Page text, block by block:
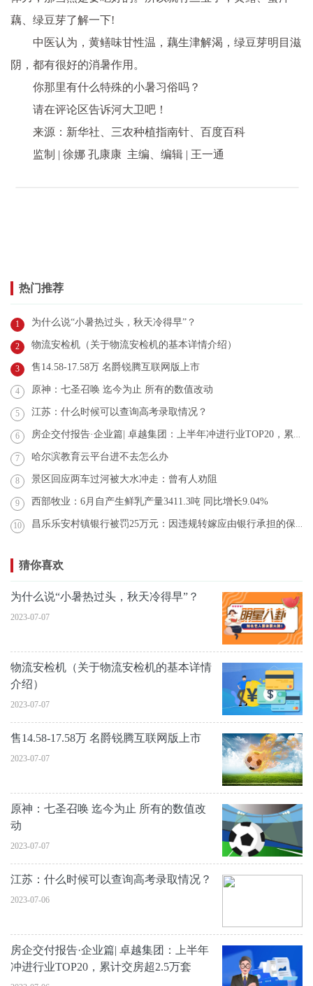
藕、绿豆芽了解一下!
中医认为，黄鳝味甘性温，藕生津解渴，绿豆芽明目滋
阴，都有很好的消暑作用。
你那里有什么特殊的小暑习俗吗？
请在评论区告诉河大卫吧！
来源：新华社、三农种植指南针、百度百科
监制 | 徐娜 孔康康 主编、编辑 | 王一通
热门推荐
1 为什么说“小暑热过头，秋天冷得早”？
2 物流安检机（关于物流安检机的基本详情介绍）
3 售14.58-17.58万 名爵锐腾互联网版上市
4 原神：七圣召唤 迄今为止 所有的数值改动
5 江苏：什么时候可以查询高考录取情况？
6 房企交付报告·企业篇| 卓越集团：上半年冲进行业TOP20，累计交房超2.5万套
7 哈尔滨教育云平台进不去怎么办
8 景区回应两车过河被大水冲走：曾有人劝阻
9 西部牧业：6月自产生鲜乳产量3411.3吨 同比增长9.04%
10 昌乐乐安村镇银行被罚25万元：因违规转嫁应由银行承担的保险费
猜你喜欢
为什么说“小暑热过头，秋天冷得早”？
2023-07-07
物流安检机（关于物流安检机的基本详情
介绍）
2023-07-07
售14.58-17.58万 名爵锐腾互联网版上市
2023-07-07
原神：七圣召唤 迄今为止 所有的数值改
动
2023-07-07
江苏：什么时候可以查询高考录取情况？
2023-07-06
房企交付报告·企业篇| 卓越集团：上半年
冲进行业TOP20，累计交房超2.5万套